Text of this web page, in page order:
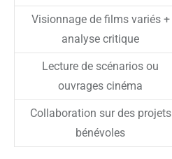
Visionnage de films variés +
analyse critique
Lecture de scénarios ou
ouvrages cinéma
Collaboration sur des projets
bénévoles